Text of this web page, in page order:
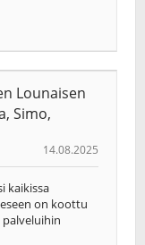
Lounaisen
Simo,
14.08.2025
kaikissa
on koottu